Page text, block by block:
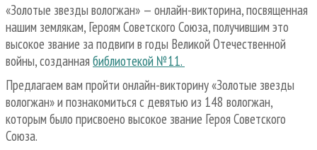
«Золотые звезды вологжан» — онлайн-викторина, посвященная
нашим землякам, Героям Советского Союза, получившим это
высокое звание за подвиги в годы Великой Отечественной
войны, созданная библиотекой №11.
Предлагаем вам пройти онлайн-викторину «Золотые звезды
вологжан» и познакомиться с девятью из 148 вологжан,
которым было присвоено высокое звание Героя Советского
Союза.